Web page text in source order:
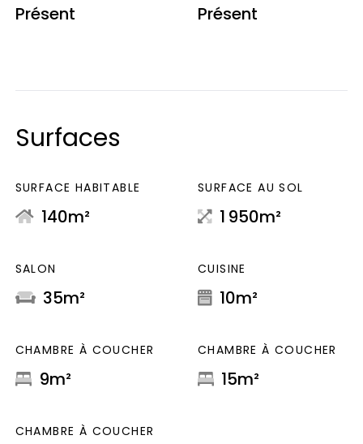
Présent Présent
Surfaces
SURFACE HABITABLE
140m²
SURFACE AU SOL
1 950m²
SALON
35m²
CUISINE
10m²
CHAMBRE À COUCHER
9m²
CHAMBRE À COUCHER
15m²
CHAMBRE À COUCHER